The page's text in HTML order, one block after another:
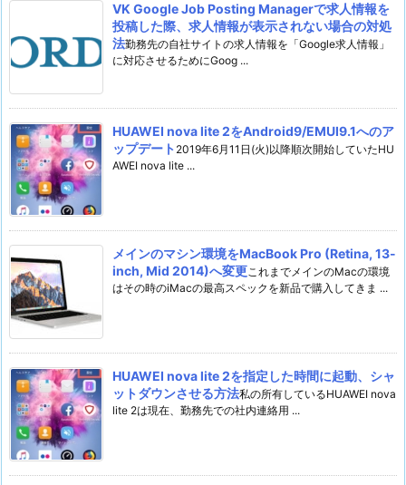
VK Google Job Posting Managerで求人情報を
投稿した際、求人情報が表示されない場合の対処
法勤務先の自社サイトの求人情報を「Google求人情報」
に対応させるためにGoog ...
HUAWEI nova lite 2をAndroid9/EMUI9.1へのア
ップデート 2019年6月11日(火)以降順次開始していたHU
AWEI nova lite ...
メインのマシン環境をMacBook Pro (Retina, 13-
inch, Mid 2014)へ変更これまでメインのMacの環境
はその時のiMacの最高スペックを新品で購入してきま ...
HUAWEI nova lite 2を指定した時間に起動、シャ
ットダウンさせる方法私の所有しているHUAWEI nova
lite 2は現在、勤務先での社内連絡用 ...